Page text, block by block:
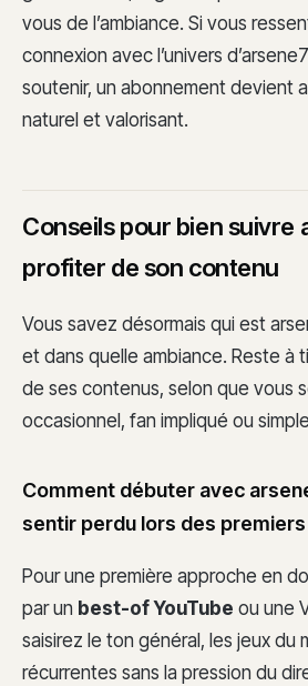
vous de l’ambiance. Si vous
connexion avec l’univers
soutenir, un abonnement devient
naturel et valorisant.
Conseils pour bien suivre
profiter de son contenu
Vous savez désormais qui est
et dans quelle ambiance. Reste à
de ses contenus, selon que vous
occasionnel, fan impliqué ou
Comment débuter avec
sentir perdu lors des
Pour une première approche en
par un best-of YouTube ou une
saisirez le ton général, les jeux du
récurrentes sans la pression du